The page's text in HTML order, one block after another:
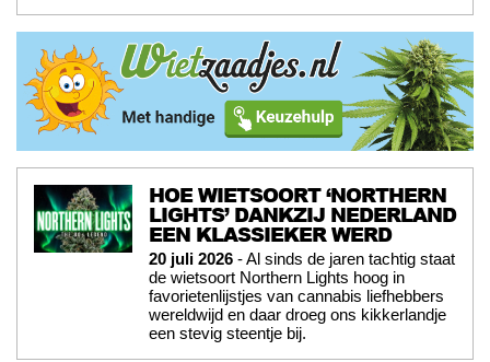
HOE WIETSOORT ‘NORTHERN
LIGHTS’ DANKZIJ NEDERLAND
EEN KLASSIEKER WERD
20 juli 2026 - Al sinds de jaren tachtig staat
de wietsoort Northern Lights hoog in
favorietenlijstjes van cannabis liefhebbers
wereldwijd en daar droeg ons kikkerlandje
een stevig steentje bij.